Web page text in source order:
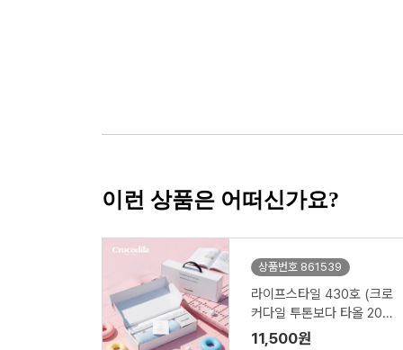
이런 상품은 어떠신가요?
상품번호 861539
라이프스타일 430호 (크로
커다일 투톤보다 타올 200
g+심플 타올 150g)
11,500원